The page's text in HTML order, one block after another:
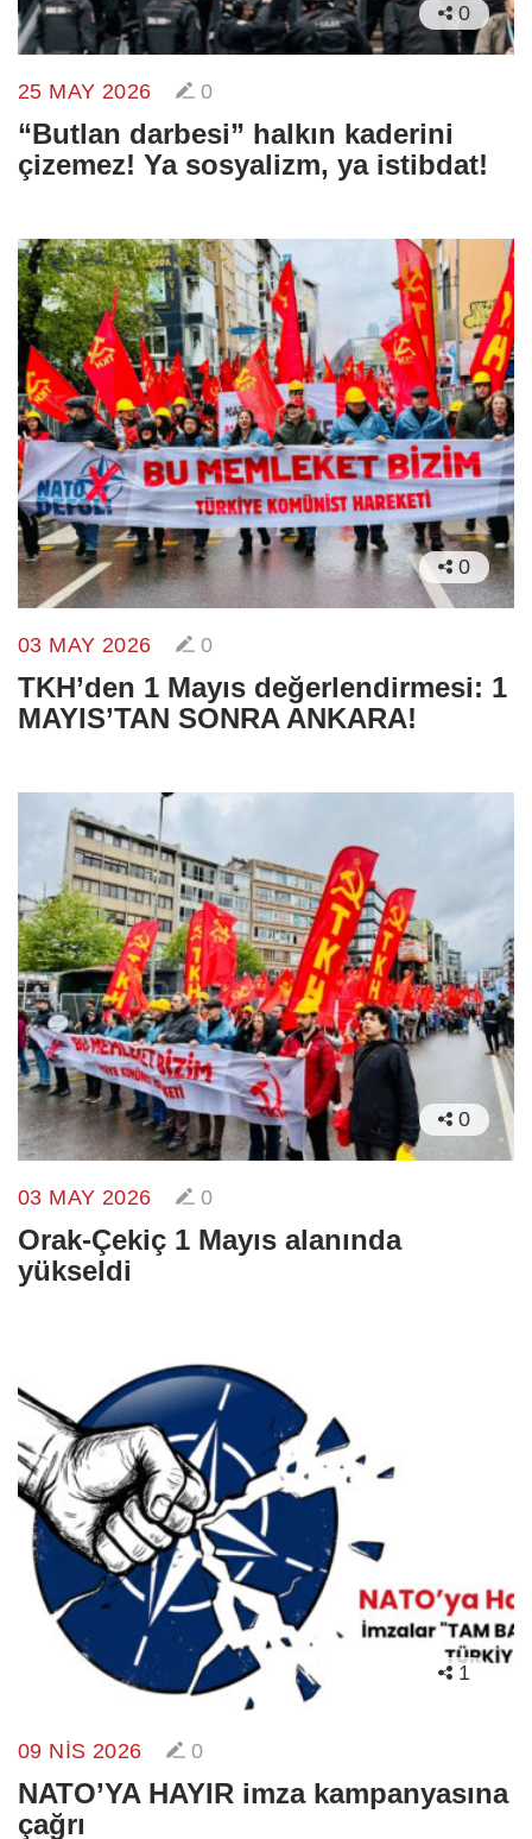
0
25 MAY 2026 0
“Butlan darbesi” halkın kaderini
çizemez! Ya sosyalizm, ya istibdat!
0
03 MAY 2026 0
TKH’den 1 Mayıs değerlendirmesi: 1
MAYIS’TAN SONRA ANKARA!
0
03 MAY 2026 0
Orak-Çekiç 1 Mayıs alanında
yükseldi
1
09 NIS 2026 0
NATO’YA HAYIR imza kampanyasına
çağrı